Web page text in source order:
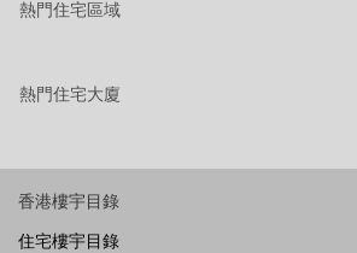
熱門住宅區域
熱門住宅大廈
香港樓宇目錄
住宅樓宇目錄